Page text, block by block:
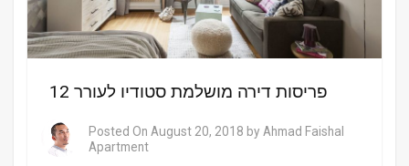
12 פריסות דירה מושלמת סטודיו לעורר
Posted On August 20, 2018 by Ahmad Faishal
Apartment